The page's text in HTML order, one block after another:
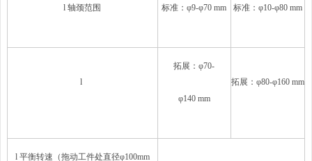
l 轴颈范围 标准：φ9-φ70 mm 标准：φ10-φ80 mm
l
拓展：φ70-
φ140 mm
拓展：φ80-φ160 mm
l 平衡转速 （拖动工件处直径φ100mm